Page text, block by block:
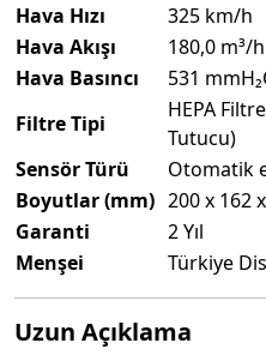
Hava Hızı
325 km/h
Hava Akışı
180,0 m³/h
Hava Basıncı
531
Filtre Tipi
HEPA
Tutucu)
Sensör Türü
Otomatik
Boyutlar (mm) 200 x 162
Garanti
2 Yıl
Menşei
Türkiye
Uzun Açıklama